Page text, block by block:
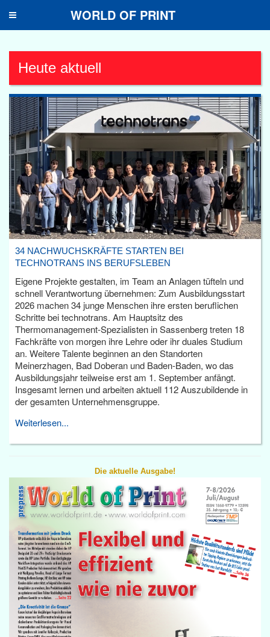
Toggle
WORLD OF PRINT
Heute aktuell
34 NACHWUCHSKRÄFTE STARTEN BEI
TECHNOTRANS INS BERUFSLEBEN
Eigene Projekte gestalten, im Team an Anlagen tüfteln und
schnell Verantwortung übernehmen: Zum Ausbildungsstart
2026 machen 34 junge Menschen ihre ersten beruflichen
Schritte bei technotrans. Am Hauptsitz des
Thermomanagement-Spezialisten in Sassenberg treten 18
Fachkräfte von morgen ihre Lehre oder ihr duales Studium
an. Weitere Talente beginnen an den Standorten
Meinerzhagen, Bad Doberan und Baden-Baden, wo das
Ausbildungsjahr teilweise erst am 1. September anfängt.
Insgesamt lernen und arbeiten aktuell 112 Auszubildende in
der gesamten Unternehmensgruppe.
Weiterlesen...
Die aktuelle Ausgabe!